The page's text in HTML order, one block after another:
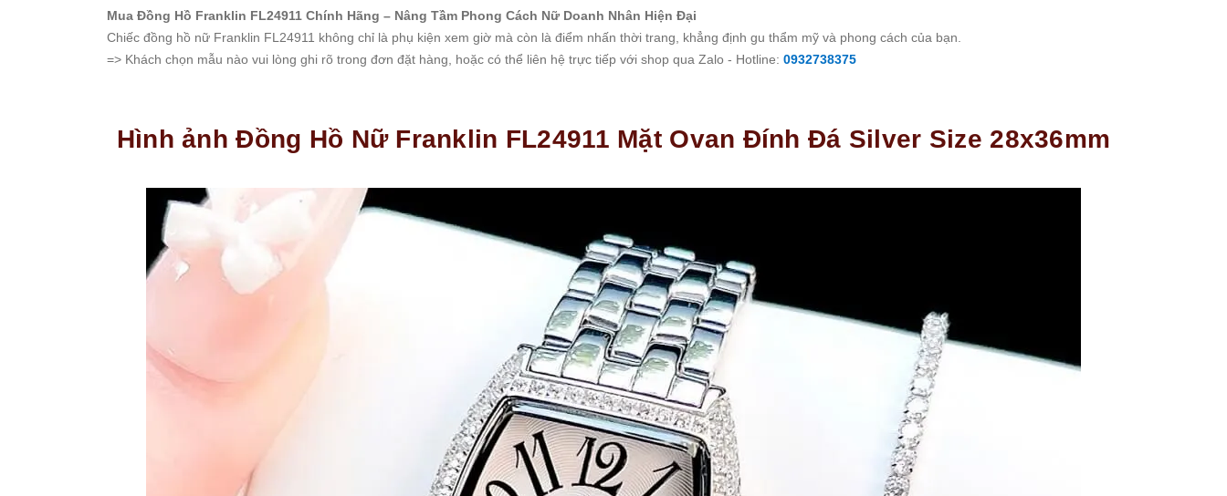
Đồng
Và
Vòng
Hồ
Dây
Mua Đồng Hồ Franklin FL24911 Chính Hãng – Nâng Tầm Phong Cách Nữ Doanh Nhân Hiện Đại
Chiếc đồng hồ nữ Franklin FL24911 không chỉ là phụ kiện xem giờ mà còn là điểm nhấn thời trang, khẳng định gu thẩm mỹ và phong cách của bạn.
=> Khách chọn mẫu nào vui lòng ghi rõ trong đơn đặt hàng, hoặc có thể liên hệ trực tiếp với shop qua Zalo - Hotline: 0932738375
Hình ảnh Đồng Hồ Nữ Franklin FL24911 Mặt Ovan Đính Đá Silver Size 28x36mm